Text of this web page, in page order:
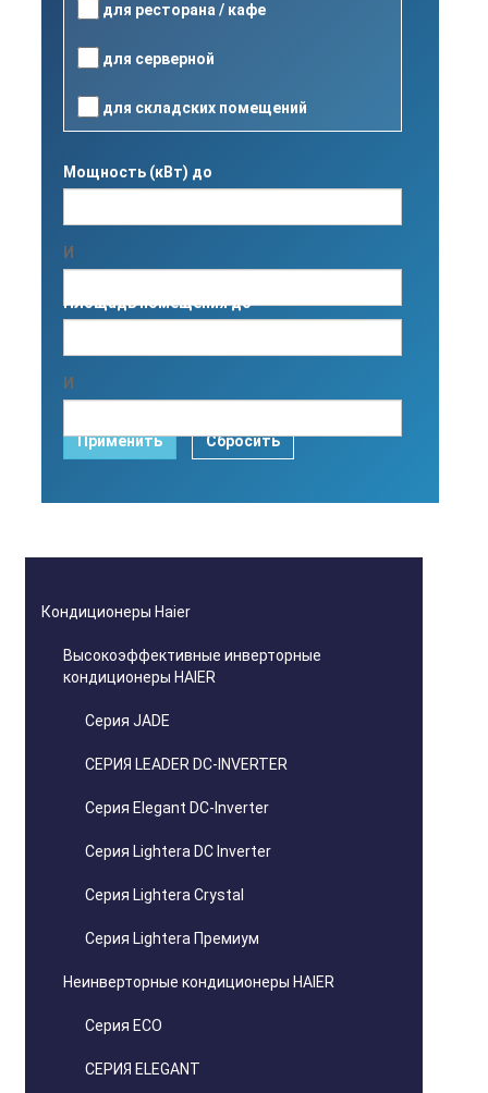
для ресторана / кафе
для серверной
для складских помещений
Мощность (кВт) до
И
Площадь помещения до
И
Применить Сбросить
Кондиционеры Haier
Высокоэффективные инверторные
кондиционеры HAIER
Серия JADE
СЕРИЯ LEADER DC-INVERTER
Серия Elegant DC-Inverter
Серия Lightera DC Inverter
Серия Lightera Crystal
Серия Lightera Премиум
Неинверторные кондиционеры HAIER
Серия ECO
СЕРИЯ ELEGANT